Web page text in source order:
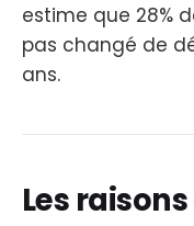
estime que 28%
pas changé de
ans.
Les